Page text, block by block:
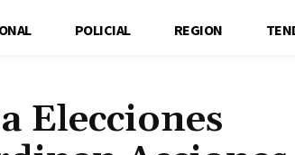
POLICIAL REGION
Elecciones